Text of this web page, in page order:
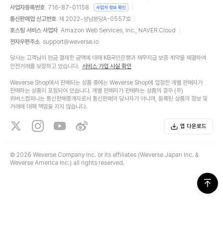
사업자등록번호 716-87-01158 사업자 정보 확인
통신판매업 신고번호 제 2022-성남분당A-0557호
호스팅 서비스 사업자 Amazon Web Services, Inc., NAVER Cloud
전자우편주소 support@weverse.io
당사는 고객님이 현금 결제한 금액에 대해 KB국민은행과 채무지급 보증 계약을 체결하여
안전거래를 보장하고 있습니다. 서비스 가입 사실 확인
Weverse Shop에서 판매되는 상품 중에는 Weverse Shop에 입점한 개별 판매자가
판매하는 상품이 포함되어 있습니다. 개별 판매자가 판매하는 상품의 경우 (주)
위버스컴퍼니는 통신판매중개자로서 통신판매의 당사자가 아니며, 등록된 상품의 정보 및
거래에 대해 책임을 지지 않습니다.
앱 다운로드
© 2026 Weverse Company Inc. or its affiliates (Weverse Japan Inc. &
Weverse America Inc.) all rights reserved.